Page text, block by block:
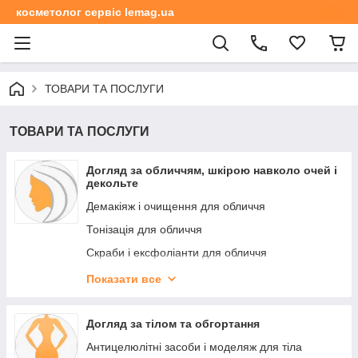
косметолог сервіс lemag.ua
ТОВАРИ ТА ПОСЛУГИ
ТОВАРИ ТА ПОСЛУГИ
Догляд за обличчям, шкірою навколо очей і
декольте
Демакіяж і очищення для обличчя
Тонізація для обличчя
Скраби і ексфоліанти для обличчя
Пілінг для обличчя
Маски для обличчя
Альгінатні та гіпсові маски для обличчя
Показати все
Догляд за тілом та обгортання
Антицелюлітні засоби і моделяж для тіла